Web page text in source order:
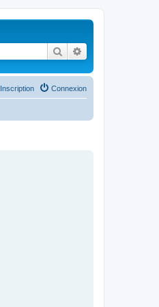
Rechercher
Connexion
Inscription